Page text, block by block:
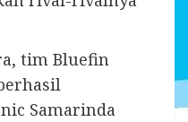
tim Bluefin
Samarinda